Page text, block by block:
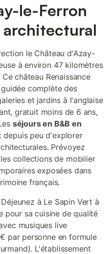
le-Ferron
le Château d'Azay-
à environ 47 kilomètres
château Renaissance
complète des
et jardins à l'anglaise
gratuit moins de 6 ans,
séjours en B&B en
depuis peu d'explorer
Prévoyez
collections de mobilier
exposées dans
français.
à Le Sapin Vert à
pour sa cuisine de qualité
musiques live
par personne en formule
L'établissement